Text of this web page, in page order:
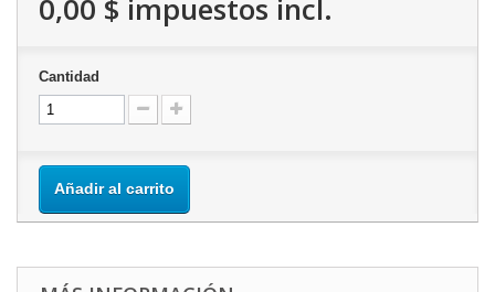
0,00 $ impuestos incl.
Cantidad
Añadir al carrito